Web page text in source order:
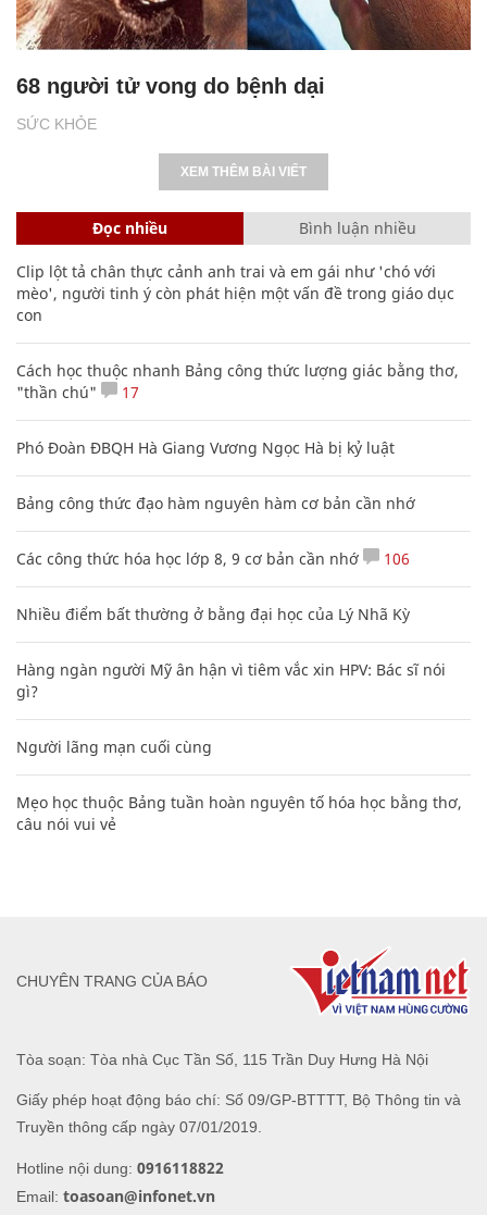
SỨC KHỎE
68 người tử vong do bệnh dại
XEM THÊM BÀI VIẾT
Đọc nhiều Bình luận nhiều
Clip lột tả chân thực cảnh anh trai và em gái như 'chó với
mèo', người tinh ý còn phát hiện một vấn đề trong giáo dục
con
Cách học thuộc nhanh Bảng công thức lượng giác bằng thơ,
"thần chú"
17
Phó Đoàn ĐBQH Hà Giang Vương Ngọc Hà bị kỷ luật
Bảng công thức đạo hàm nguyên hàm cơ bản cần nhớ
Các công thức hóa học lớp 8, 9 cơ bản cần nhớ 106
Nhiều điểm bất thường ở bằng đại học của Lý Nhã Kỳ
Hàng ngàn người Mỹ ân hận vì tiêm vắc xin HPV: Bác sĩ nói
gì?
Người lãng mạn cuối cùng
Mẹo học thuộc Bảng tuần hoàn nguyên tố hóa học bằng thơ,
câu nói vui vẻ
Tòa soạn: Tòa nhà Cục Tần Số, 115 Trần Duy Hưng Hà Nội
Giấy phép hoạt động báo chí: Số 09/GP-BTTTT, Bộ Thông tin và
Truyền thông cấp ngày 07/01/2019.
Hotline nội dung: 0916118822
Email: toasoan@infonet.vn
CHUYÊN TRANG CỦA BÁO